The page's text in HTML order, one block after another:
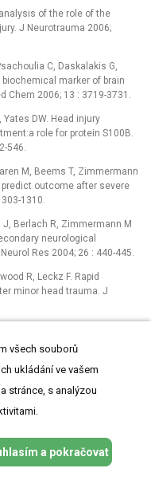
of the role of the
J Neurotrauma 2006;
C, Daskalakis G,
marker of brain
Chem 2006; 13 : 3719-3731.
Yates DW. Head injury
role for protein S100B.
546.
M, Beems T, Zimmermann
outcome after severe
1310.
J, Berlach R, Zimmermann M
neurological
Res 2004; 26 : 440-445.
R, Leckz F. Rapid
minor head trauma. J
brain death. Neurology
všech souborů
ukládání ve vašem
stránce, s analýzou
a pokračovat